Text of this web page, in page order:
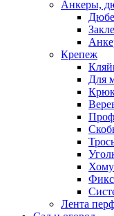
Анкеры,
Крепеж
Для
Лента